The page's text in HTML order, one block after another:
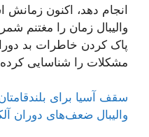
انجام دهد، اکنون
والیبال زمان را مغتنم
پاک کردن خاطرات بد
مشکلات را شناسایی
سقف آسیا برای
والیبال ضعف‌های دوران